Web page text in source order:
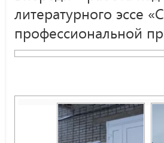
литературного эссе
профессиональной